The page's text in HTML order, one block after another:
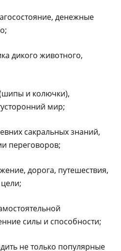
денежные
дикого животного,
и колючки),
мир;
сакральных знаний,
переговоров;
дорога, путешествия,
силы и способности;
не только популярные